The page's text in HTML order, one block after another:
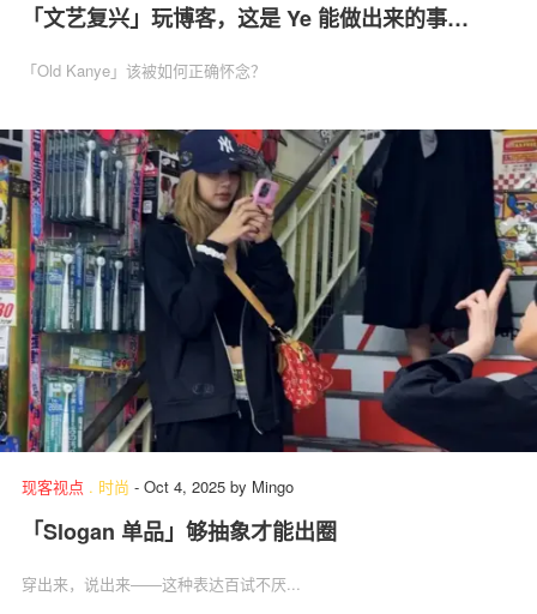
「文艺复兴」玩博客，这是 Ye 能做出来的事…
「Old Kanye」该被如何正确怀念？
现客视点 . 时尚 - Oct 4, 2025 by Mingo
「Slogan 单品」够抽象才能出圈
穿出来，说出来——这种表达百试不厌...